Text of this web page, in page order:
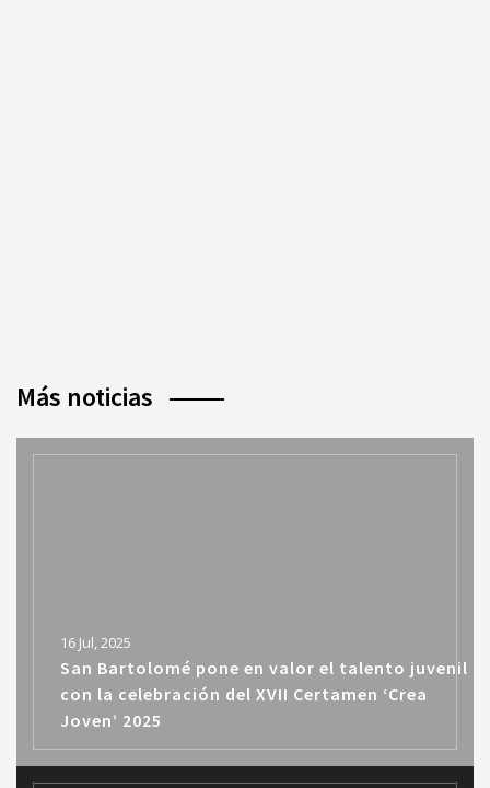
Más noticias
16 Jul, 2025
San Bartolomé pone en valor el talento juvenil
con la celebración del XVII Certamen ‘Crea
Joven’ 2025